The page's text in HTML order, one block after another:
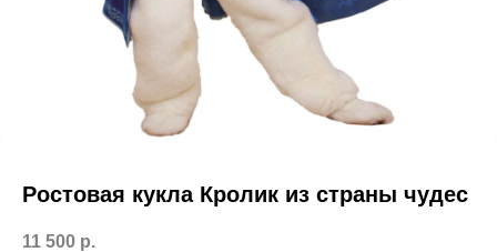
Ростовая кукла Кролик из страны чудес
11 500 р.